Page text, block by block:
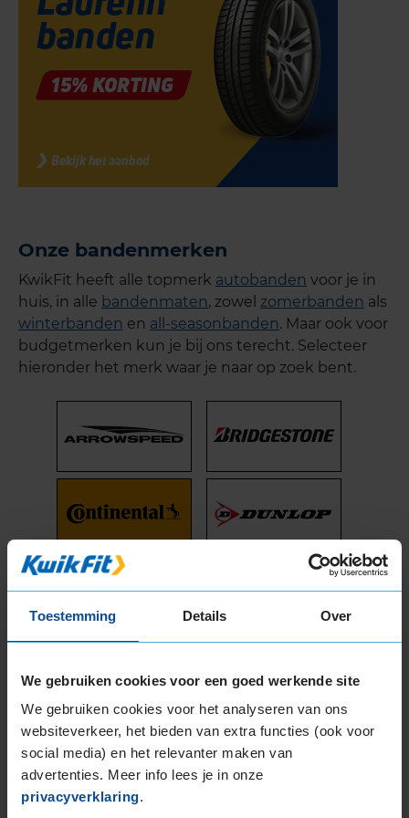
Toestemming Details Over
We gebruiken cookies voor een goed werkende site
We gebruiken cookies voor het analyseren van ons
websiteverkeer, het bieden van extra functies (ook voor
social media) en het relevanter maken van
advertenties. Meer info lees je in onze
privacyverklaring.
Onze bandenmerken
KwikFit heeft alle topmerk autobanden voor je in
huis, in alle bandenmaten, zowel zomerbanden als
winterbanden en all-seasonbanden. Maar ook voor
budgetmerken kun je bij ons terecht. Selecteer
hieronder het merk waar je naar op zoek bent.